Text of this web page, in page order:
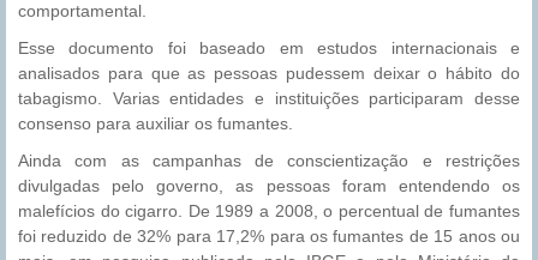
comportamental.
Esse documento foi baseado em estudos internacionais e
analisados para que as pessoas pudessem deixar o hábito do
tabagismo. Varias entidades e instituições participaram desse
consenso para auxiliar os fumantes.
Ainda com as campanhas de conscientização e restrições
divulgadas pelo governo, as pessoas foram entendendo os
malefícios do cigarro. De 1989 a 2008, o percentual de fumantes
foi reduzido de 32% para 17,2% para os fumantes de 15 anos ou